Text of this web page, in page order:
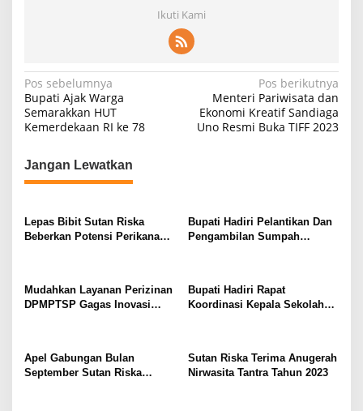
Ikuti Kami
N
a
v
i
g
s
i
o
s
Pos sebelumnya
Bupati Ajak Warga
Semarakkan HUT
Kemerdekaan RI ke 78
Pos berikutnya
Menteri Pariwisata dan
Ekonomi Kreatif Sandiaga
Uno Resmi Buka TIFF 2023
Jangan Lewatkan
Lepas Bibit Sutan Riska
Beberkan Potensi Perikanan
Bupati Hadiri Pelantikan Dan
Pengambilan Sumpah
Mudahkan Layanan Perizinan
DPMPTSP Gagas Inovasi
Bupati Hadiri Rapat
Koordinasi Kepala Sekolah
Apel Gabungan Bulan
September Sutan Riska
Sutan Riska Terima Anugerah
Nirwasita Tantra Tahun 2023